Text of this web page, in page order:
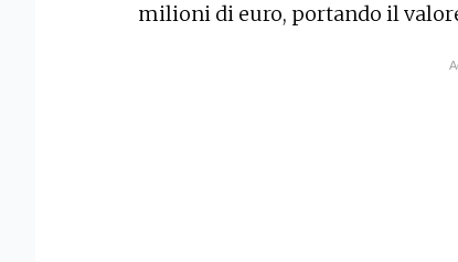
milioni di euro, portando il